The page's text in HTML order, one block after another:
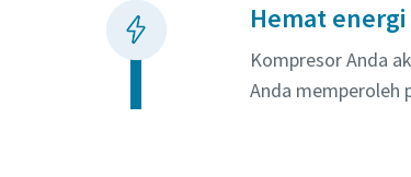
Hemat energi
Kompresor Anda
Anda memperoleh